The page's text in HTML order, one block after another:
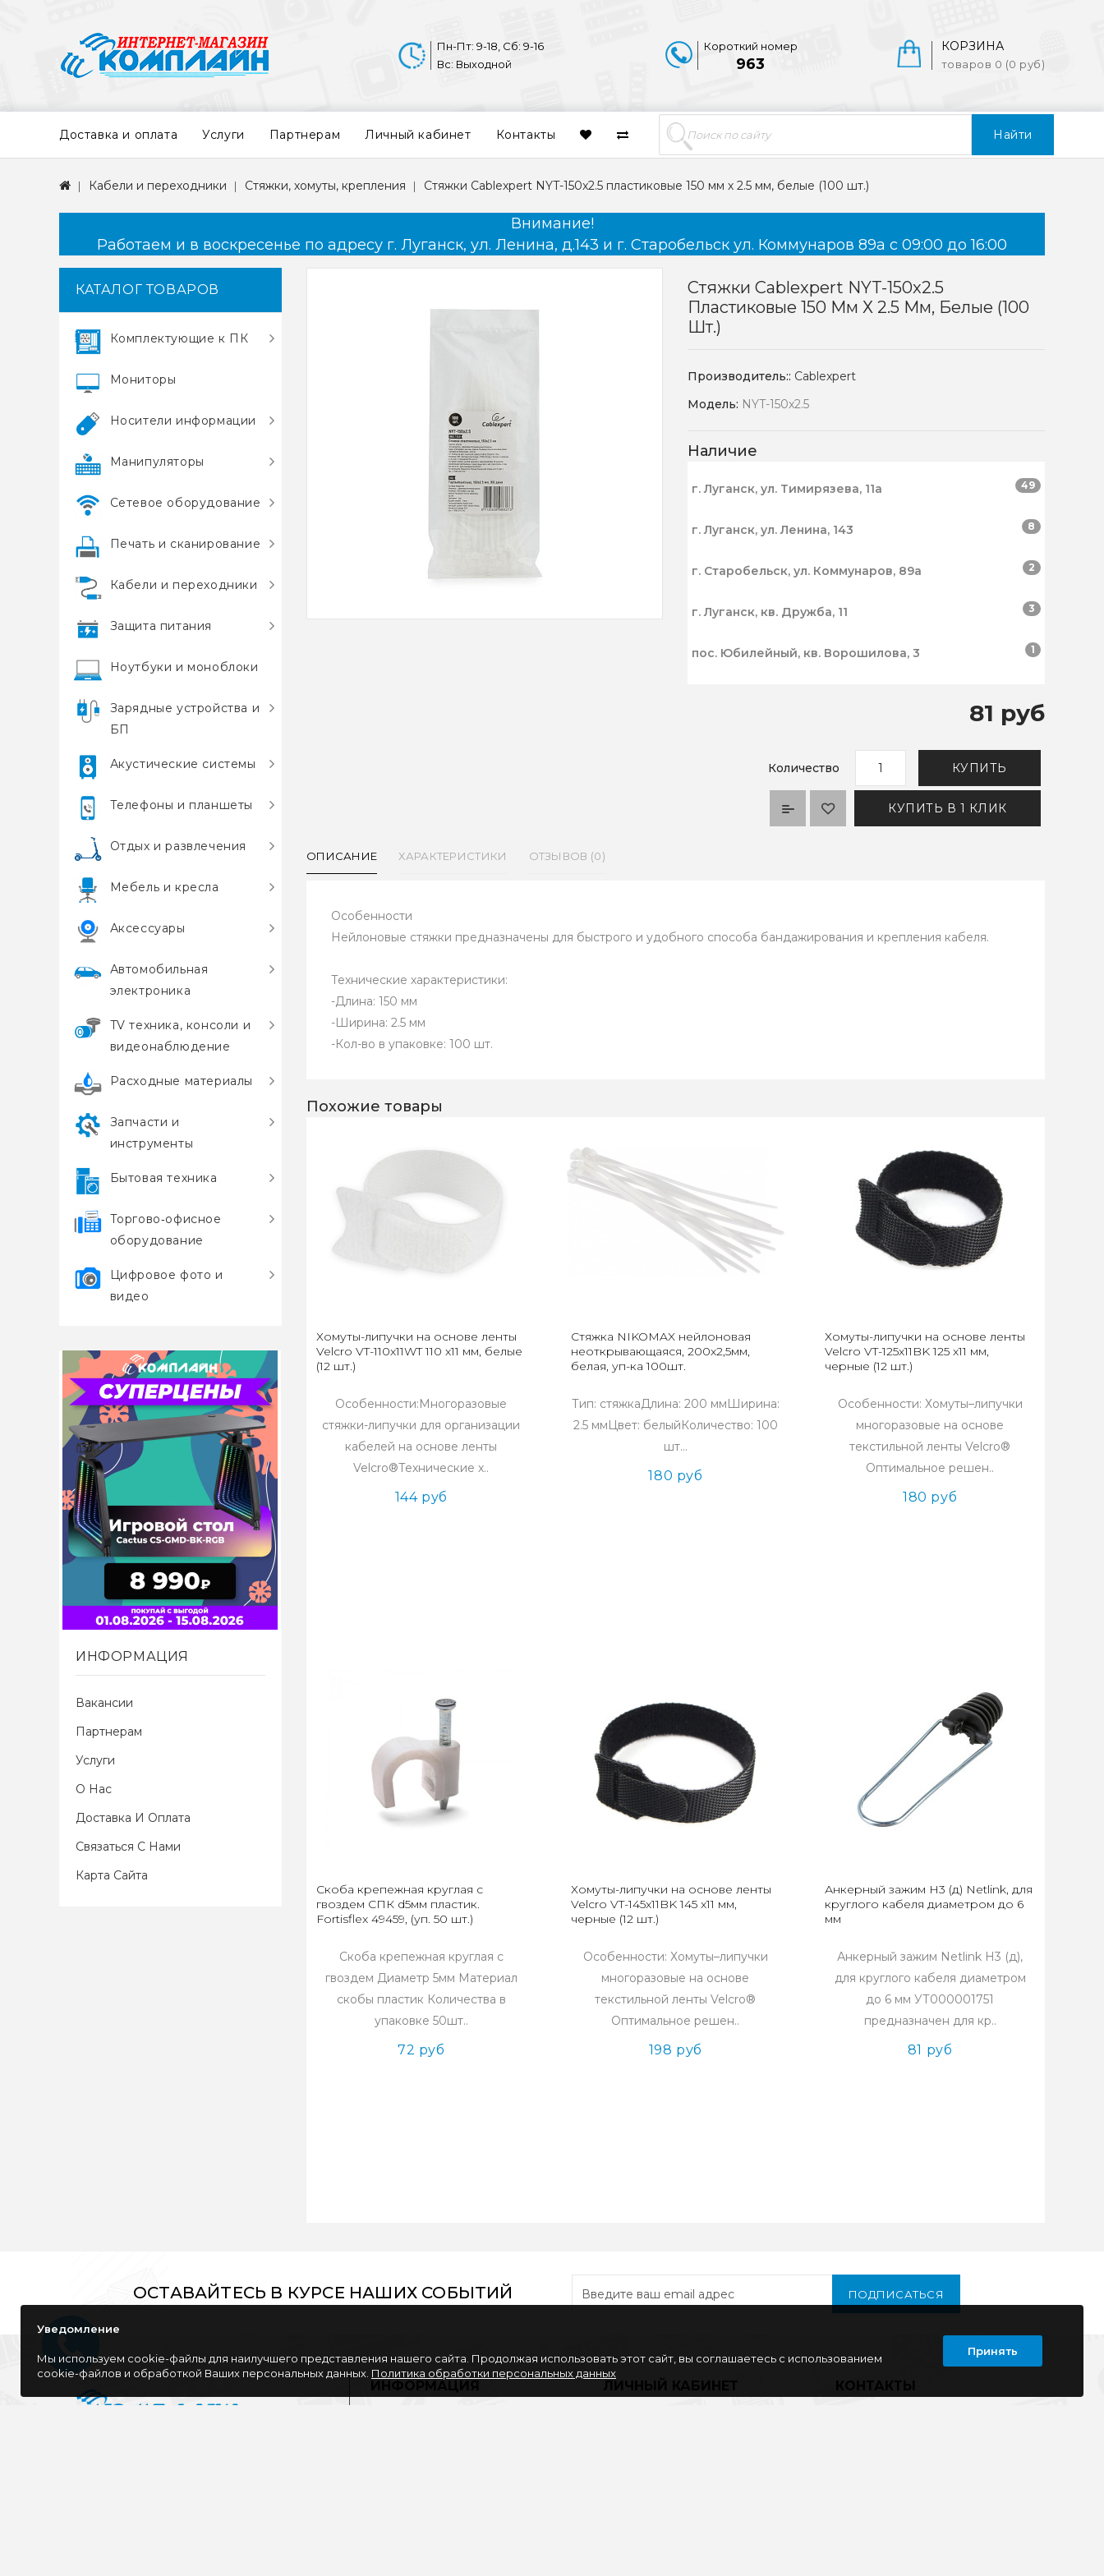
Найти
КОРЗИНА
товаров 0 (0 руб)
Короткий номер
963
Пн-Пт: 9-18, Сб: 9-16
Вс: Выходной
Доставка и оплата Услуги Партнерам Личный кабинет Контакты
Кабели и переходники Стяжки, хомуты, крепления Стяжки Cablexpert NYT-150x2.5 пластиковые 150 мм х 2.5 мм, белые (100 шт.)
Внимание!
Работаем и в воскресенье по адресу г. Луганск, ул. Ленина, д.143 и г. Старобельск ул. Коммунаров 89а с 09:00 до 16:00
КАТАЛОГ ТОВАРОВ
Комплектующие к ПК
Мониторы
Носители информации
Манипуляторы
Сетевое оборудование
Печать и сканирование
Кабели и переходники
Защита питания
Ноутбуки и моноблоки
Зарядные устройства и
БП
Акустические системы
Телефоны и планшеты
Отдых и развлечения
Мебель и кресла
Аксессуары
Автомобильная
электроника
TV техника, консоли и
видеонаблюдение
Расходные материалы
Запчасти и
инструменты
Бытовая техника
Торгово‑офисное
оборудование
Цифровое фото и
видео
ИНФОРМАЦИЯ
Вакансии
Партнерам
Услуги
О Нас
Доставка И Оплата
Связаться С Нами
Карта Сайта
Стяжки Cablexpert NYT-150x2.5
Пластиковые 150 Мм Х 2.5 Мм, Белые (100
Шт.)
Производитель:: Cablexpert
Модель: NYT-150x2.5
Наличие
г. Луганск, ул. Тимирязева, 11а 49
г. Луганск, ул. Ленина, 143 8
г. Старобельск, ул. Коммунаров, 89а 2
г. Луганск, кв. Дружба, 11 3
пос. Юбилейный, кв. Ворошилова, 3 1
81 руб
Количество КУПИТЬ
КУПИТЬ В 1 КЛИК
ОПИСАНИЕ ХАРАКТЕРИСТИКИ ОТЗЫВОВ (0)
Особенности
Нейлоновые стяжки предназначены для быстрого и удобного способа бандажирования и крепления кабеля.
Технические характеристики:
-Длина: 150 мм
-Ширина: 2.5 мм
-Кол-во в упаковке: 100 шт.
Похожие товары
Хомуты-липучки на основе ленты
Velcro VT-110x11WT 110 x11 мм, белые
(12 шт.)
Особенности:Многоразовые
стяжки-липучки для организации
кабелей на основе ленты
Velcro®Технические х..
144 руб
Стяжка NIKOMAX нейлоновая
неоткрывающаяся, 200х2,5мм,
белая, уп-ка 100шт.
Тип: стяжкаДлина: 200 ммШирина:
2.5 ммЦвет: белыйКоличество: 100
шт...
180 руб
Хомуты-липучки на основе ленты
Velcro VT-125x11BK 125 x11 мм,
черные (12 шт.)
Особенности: Хомуты–липучки
многоразовые на основе
текстильной ленты Velcro®
Оптимальное решен..
180 руб
Скоба крепежная круглая с
гвоздем СПК d5мм пластик.
Fortisflex 49459, (уп. 50 шт.)
Скоба крепежная круглая с
гвоздем Диаметр 5мм Материал
скобы пластик Количества в
упаковке 50шт..
72 руб
Хомуты-липучки на основе ленты
Velcro VT-145x11BK 145 x11 мм,
черные (12 шт.)
Особенности: Хомуты–липучки
многоразовые на основе
текстильной ленты Velcro®
Оптимальное решен..
198 руб
Анкерный зажим Н3 (д) Netlink, для
круглого кабеля диаметром до 6
мм
Анкерный зажим Netlink Н3 (д),
для круглого кабеля диаметром
до 6 мм УТ000001751
предназначен для кр..
81 руб
ОСТАВАЙТЕСЬ В КУРСЕ НАШИХ СОБЫТИЙ ПОДПИСАТЬСЯ
ИНФОРМАЦИЯ ЛИЧНЫЙ КАБИНЕТ КОНТАКТЫ
Уведомление
Мы используем cookie-файлы для наилучшего представления нашего сайта. Продолжая использовать этот сайт, вы соглашаетесь с использованием
cookie-файлов и обработкой Ваших персональных данных. Политика обработки персональных данных
Принять